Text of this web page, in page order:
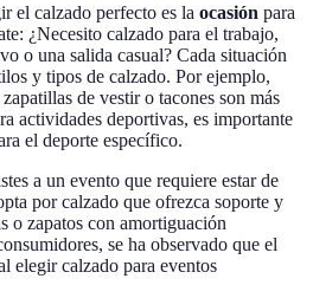
el calzado perfecto es la ocasión para
¿Necesito calzado para el trabajo,
o una salida casual? Cada situación
y tipos de calzado. Por ejemplo,
de vestir o tacones son más
actividades deportivas, es importante
el deporte específico.
a un evento que requiere estar de
por calzado que ofrezca soporte y
o zapatos con amortiguación
se ha observado que el
elegir calzado para eventos